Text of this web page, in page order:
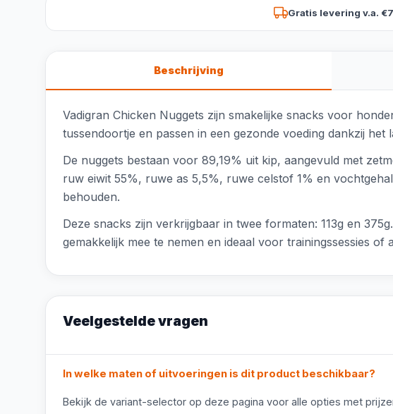
Gratis levering v.a.
Beschrijving
Vadigran Chicken Nuggets zijn smakelijke snacks voor
tussendoortje en passen in een gezonde voeding dankzij
De nuggets bestaan voor 89,19% uit kip, aangevuld met
ruw eiwit 55%, ruwe as 5,5%, ruwe celstof 1% en
behouden.
Deze snacks zijn verkrijgbaar in twee formaten: 113g en
gemakkelijk mee te nemen en ideaal voor trainingssessies of
Veelgestelde vragen
In welke maten of uitvoeringen is dit product beschikbaar?
Bekijk de variant-selector op deze pagina voor alle opties met